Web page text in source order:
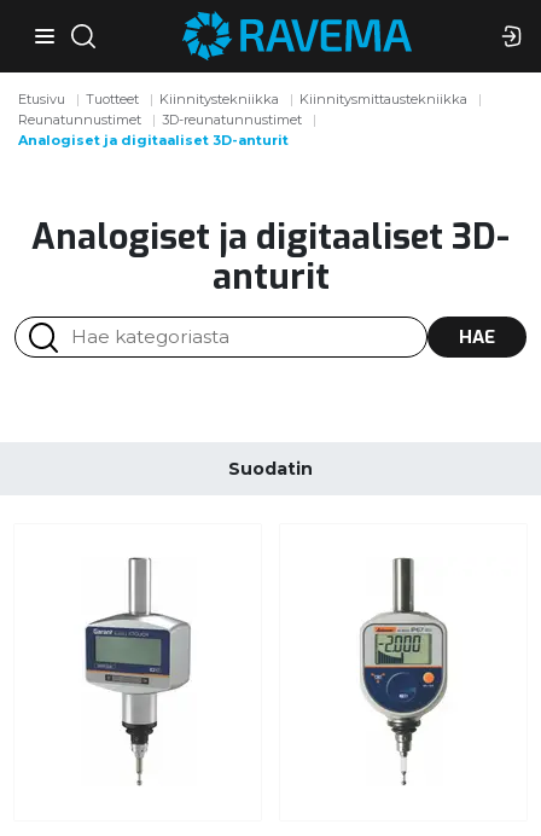
Etusivu Tuotteet Kiinnitystekniikka
Kiinnitysmittaustekniikka
Reunatunnustimet
3D-reunatunnustimet
Analogiset ja digitaaliset 3D-anturit
Analogiset ja digitaaliset 3D-
anturit
HAE
Suodatin